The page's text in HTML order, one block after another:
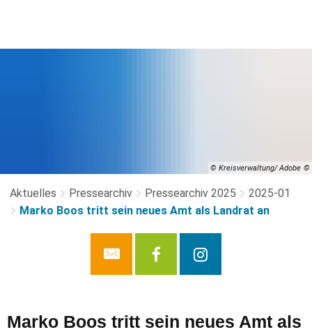
© Kreisverwaltung/ Adobe
Aktuelles Pressearchiv Pressearchiv 2025
2025-01
Marko Boos tritt sein neues Amt als Landrat an
Marko Boos tritt sein neues Amt als